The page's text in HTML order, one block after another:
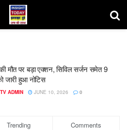
मौत पर बड़ा एक्शन, सिविल सर्जन समेत 9
जारी हुआ नोटिस
ADMIN JUNE 10, 2026 0
Trending Comments